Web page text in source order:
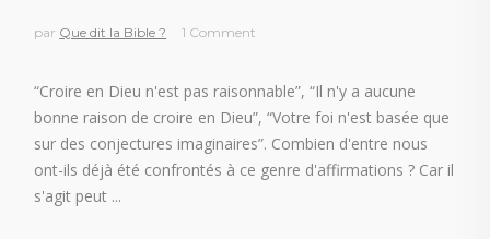
par Que dit la Bible ? 1 Comment
“Croire en Dieu n'est pas raisonnable”, “Il n'y a aucune
bonne raison de croire en Dieu”, “Votre foi n'est basée que
sur des conjectures imaginaires”. Combien d'entre nous
ont-ils déjà été confrontés à ce genre d'affirmations ? Car il
s'agit peut